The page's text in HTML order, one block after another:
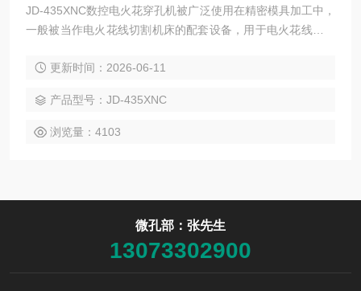
JD-435XNC数控电火花穿孔机被广泛使用在精密模具加工中，
一般被当作电火花线切割机床的配套设备，用于电火花线切割
群孔、发动机叶片、缸体的散热孔、液压、气动阀体的油路、
更新时间：2026-06-11
产品型号：JD-435XNC
浏览量：4103
微孔部：张先生
13073302900